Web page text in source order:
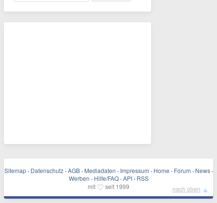
Sitemap · Datenschutz · AGB · Mediadaten · Impressum · Home · Forum · News ·
Werben · Hilfe/FAQ · API · RSS
mit ♡ seit 1999 nach oben ▲